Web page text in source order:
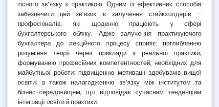
тісного зв’язку з практикою. Одним із ефективних способів
забезпечити цей зв’язок є залучення стейкхолдерів –
професіоналів, які щоденно працюють у сфері
бухгалтерського обліку. Адже залучення практикуючого
бухгалтера до лекційного процесу сприяє: поглибленню
розуміння теорії через приклади з реальної практики;
формуванню професійних компетентностей, необхідних для
майбутньої роботи; підвищенню мотивації здобувачів вищої
освіти; а також налагодженню зв’язку між інститутом та
бізнес-середовищем, що відповідає сучасним тенденціям
інтеграції освіти й практики.